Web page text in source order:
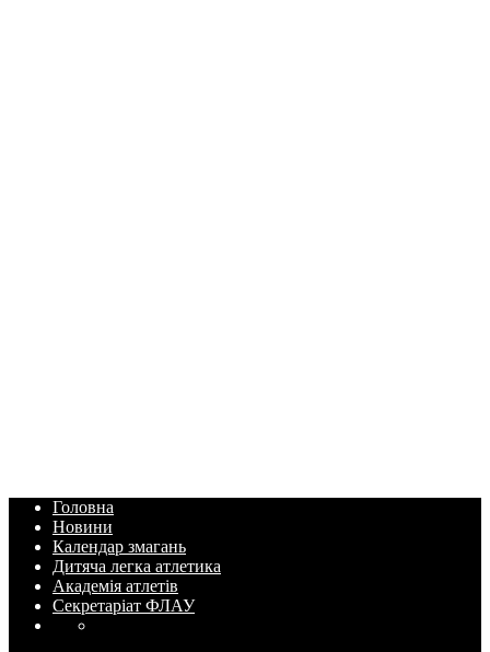
Головна
Новини
Календар змагань
Дитяча легка атлетика
Академія атлетів
Секретаріат ФЛАУ